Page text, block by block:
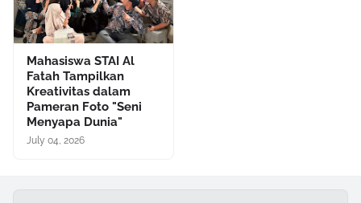
‎Mahasiswa STAI Al
Fatah Tampilkan
Kreativitas dalam
Pameran Foto "Seni
Menyapa Dunia"
July 04, 2026